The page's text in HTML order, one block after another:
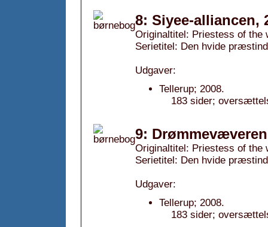
8: Siyee-alliancen,
Originaltitel: Priestess of the
Serietitel: Den hvide
Udgaver:
Tellerup; 2008.
183 sider;
9:
Originaltitel: Priestess of the
Serietitel: Den hvide
Udgaver:
Tellerup; 2008.
183 sider;